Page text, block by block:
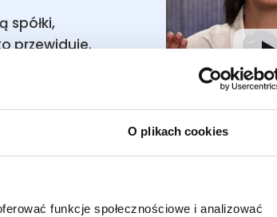
O plikach cookies
funkcje społecznościowe i analizować
spółki,
przewiduje.
umowa spółki
do